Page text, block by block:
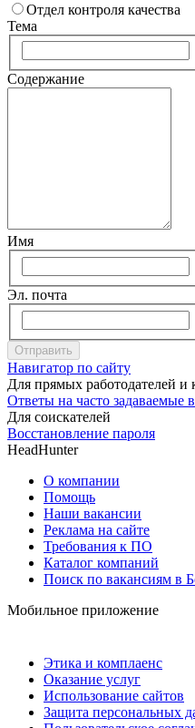
Отдел контроля качества
Тема
Содержание
Имя
Эл. почта
Отправить
Навигатор по сайту
Для прямых работодателей и
Ответы на часто задаваемые
Для соискателей
Восстановление пароля
HeadHunter
О компании
Помощь
Наши вакансии
Реклама на сайте
Требования к ПО
Каталог компаний
Поиск по вакансиям в
Мобильное приложение
Этика и комплаенс
Оказание услуг
Использование сайтов
Защита персональных